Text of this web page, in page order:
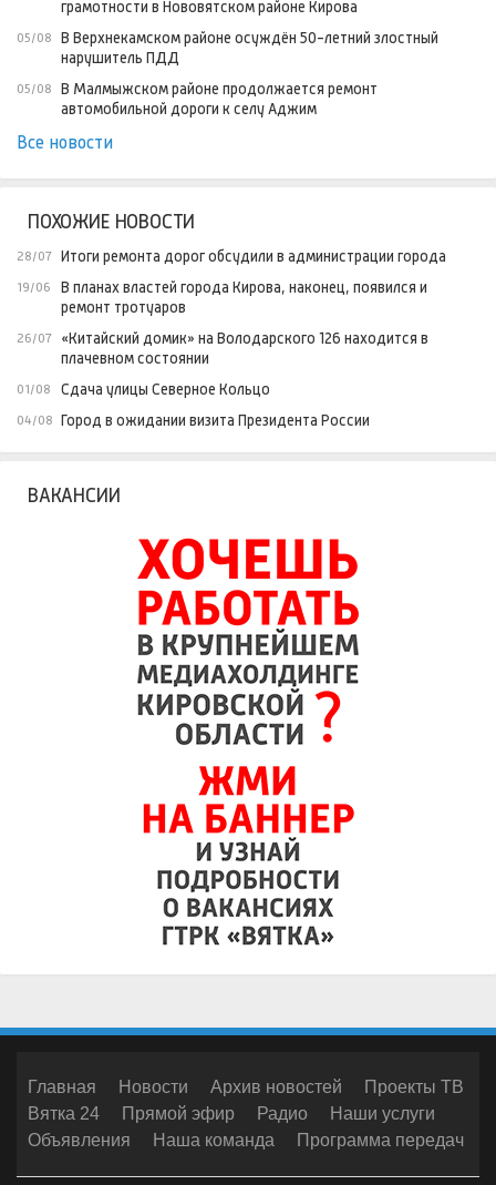
грамотности в Нововятском районе Кирова
05/08
В Верхнекамском районе осуждён 50-летний злостный
нарушитель ПДД
05/08
В Малмыжском районе продолжается ремонт
автомобильной дороги к селу Аджим
Все новости
ПОХОЖИЕ НОВОСТИ
28/07 Итоги ремонта дорог обсудили в администрации города
19/06
В планах властей города Кирова, наконец, появился и
ремонт тротуаров
26/07
«Китайский домик» на Володарского 126 находится в
плачевном состоянии
01/08 Сдача улицы Северное Кольцо
04/08 Город в ожидании визита Президента России
ВАКАНСИИ
Главная Новости Архив новостей
Проекты ТВ
Вятка 24
Прямой эфир Радио
Наши услуги
Объявления
Наша команда Программа передач